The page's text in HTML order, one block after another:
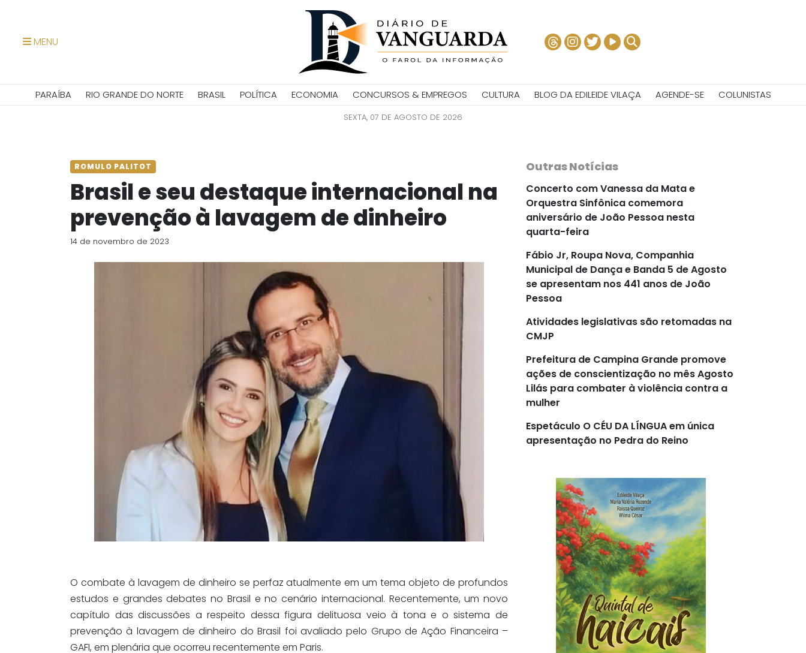
MENU
PARAÍBA RIO GRANDE DO NORTE BRASIL POLÍTICA ECONOMIA CONCURSOS & EMPREGOS CULTURA BLOG DA EDILEIDE VILAÇA AGENDE-SE COLUNISTAS
SEXTA, 07 DE AGOSTO DE 2026
ROMULO PALITOT
Brasil e seu destaque internacional na
prevenção à lavagem de dinheiro
14 de novembro de 2023
O combate à lavagem de dinheiro se perfaz atualmente em um tema objeto de profundos
estudos e grandes debates no Brasil e no cenário internacional. Recentemente, um novo
capítulo das discussões a respeito dessa figura delituosa veio à tona e o sistema de
prevenção à lavagem de dinheiro do Brasil foi avaliado pelo Grupo de Ação Financeira –
GAFI, em plenária que ocorreu recentemente em Paris.
Outras Notícias
Concerto com Vanessa da Mata e
Orquestra Sinfônica comemora
aniversário de João Pessoa nesta
quarta-feira
Fábio Jr, Roupa Nova, Companhia
Municipal de Dança e Banda 5 de Agosto
se apresentam nos 441 anos de João
Pessoa
Atividades legislativas são retomadas na
CMJP
Prefeitura de Campina Grande promove
ações de conscientização no mês Agosto
Lilás para combater à violência contra a
mulher
Espetáculo O CÉU DA LÍNGUA em única
apresentação no Pedra do Reino